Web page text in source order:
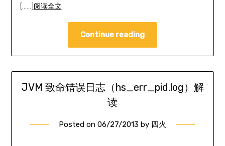
[……] 阅读全文
Continue reading
JVM 致命错误日志（hs_err_pid.log）解
读
Posted on 06/27/2013 by 四火